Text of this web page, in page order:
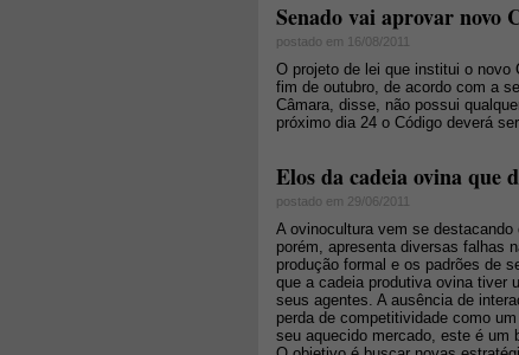
Senado vai aprovar
postado em 16/08/2011
O projeto de lei que institui o novo
fim de outubro, de acordo com a
Câmara, disse, não possui
próximo dia 24 o Código deverá
Elos da cadeia ovina que
postado em 29/06/2011
A ovinocultura vem se
porém, apresenta diversas falhas
produção formal e os padrões de
que a cadeia produtiva ovina tiver
seus agentes. A ausência de
perda de competitividade como
seu aquecido mercado, este é um